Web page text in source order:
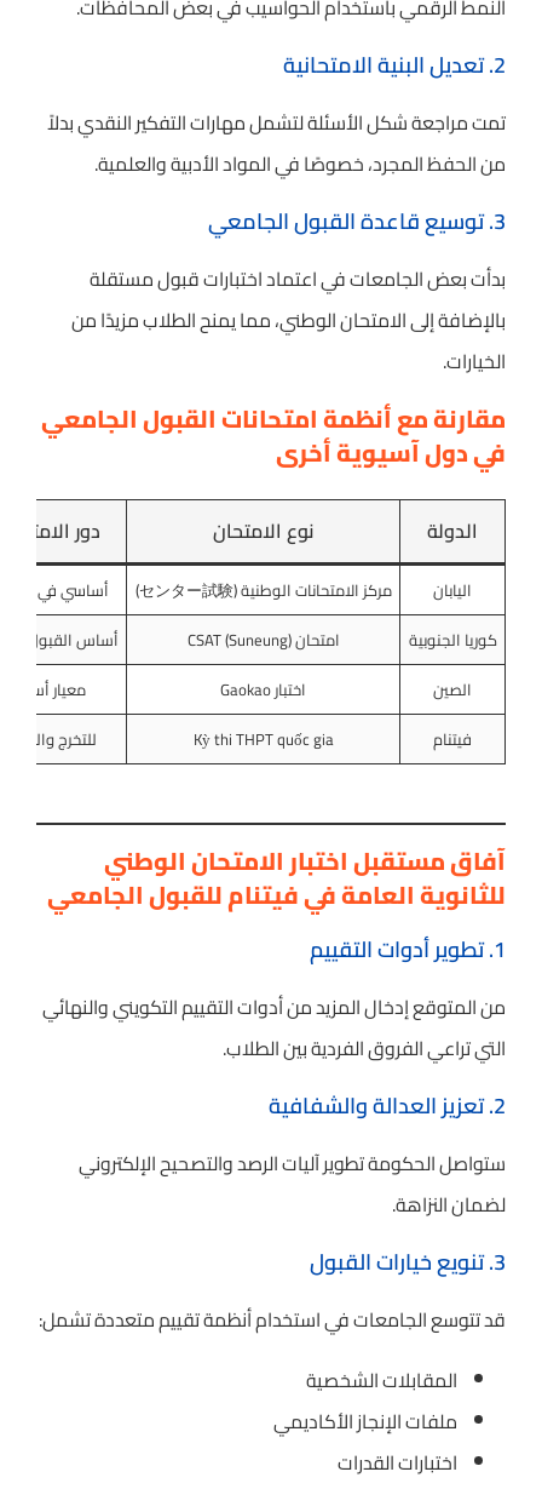
النمط الرقمي باستخدام الحواسيب في بعض المحافظات.
2. تعديل البنية الامتحانية
تمت مراجعة شكل الأسئلة لتشمل مهارات التفكير النقدي بدلاً
من الحفظ المجرد، خصوصًا في المواد الأدبية والعلمية.
3. توسيع قاعدة القبول الجامعي
بدأت بعض الجامعات في اعتماد اختبارات قبول مستقلة
بالإضافة إلى الامتحان الوطني، مما يمنح الطلاب مزيدًا من
الخيارات.
مقارنة مع أنظمة امتحانات القبول الجامعي
في دول آسيوية أخرى
الدولة نوع الامتحان دور
اليابان مركز الامتحانات الوطنية (センター試験)
أساسي في
كوريا الجنوبية
امتحان CSAT (Suneung)
أساس القبول
الصين
اختبار Gaokao
معيار
فيتنام
Kỳ thi THPT quốc gia للتخرج
آفاق مستقبل اختبار الامتحان الوطني
للثانوية العامة في فيتنام للقبول الجامعي
1. تطوير أدوات التقييم
من المتوقع إدخال المزيد من أدوات التقييم التكويني والنهائي
التي تراعي الفروق الفردية بين الطلاب.
2. تعزيز العدالة والشفافية
ستواصل الحكومة تطوير آليات الرصد والتصحيح الإلكتروني
لضمان النزاهة.
3. تنويع خيارات القبول
قد تتوسع الجامعات في استخدام أنظمة تقييم متعددة تشمل:
المقابلات الشخصية
ملفات الإنجاز الأكاديمي
اختبارات القدرات